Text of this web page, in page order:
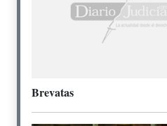
Brevatas